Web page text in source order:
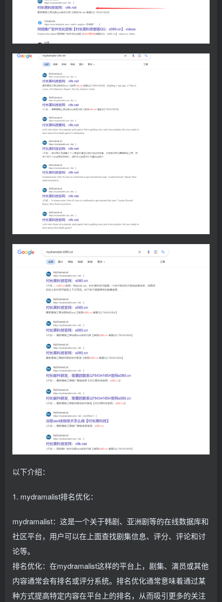
以下介绍：
1. mydramalist排名优化：
mydramalist：这是一个关于韩剧、亚洲剧等的在线数据库和
社区平台，用户可以在上面查找剧集信息、评分、评论和讨
论等。
排名优化：在mydramalist这样的平台上，剧集、演员或其他
内容通常会有排名或评分系统。排名优化通常意味着通过某
种方式提高特定内容在平台上的排名，从而吸引更多的关注